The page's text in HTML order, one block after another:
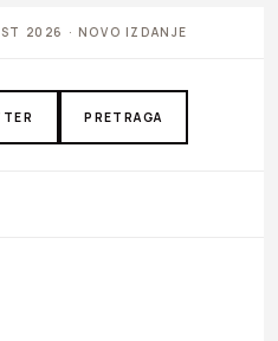
2026 · NOVO IZDANJE
PRETRAGA